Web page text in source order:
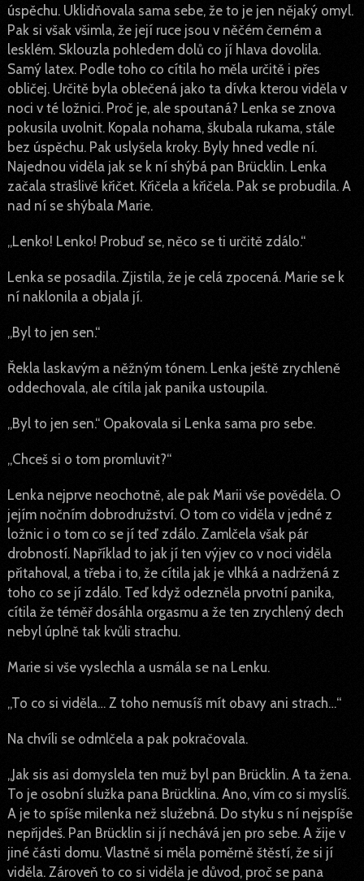
úspěchu. Uklidňovala sama sebe, že to je jen nějaký omyl.
Pak si však všimla, že její ruce jsou v něčém černém a
lesklém. Sklouzla pohledem dolů co jí hlava dovolila.
Samý latex. Podle toho co cítila ho měla určitě i přes
obličej. Určitě byla oblečená jako ta dívka kterou viděla v
noci v té ložnici. Proč je, ale spoutaná? Lenka se znova
pokusila uvolnit. Kopala nohama, škubala rukama, stále
bez úspěchu. Pak uslyšela kroky. Byly hned vedle ní.
Najednou viděla jak se k ní shýbá pan Brücklin. Lenka
začala strašlivě křičet. Křičela a křičela. Pak se probudila. A
nad ní se shýbala Marie.
„Lenko! Lenko! Probuď se, něco se ti určitě zdálo.“
Lenka se posadila. Zjistila, že je celá zpocená. Marie se k
ní naklonila a objala jí.
„Byl to jen sen.“
Řekla laskavým a něžným tónem. Lenka ještě zrychleně
oddechovala, ale cítila jak panika ustoupila.
„Byl to jen sen.“ Opakovala si Lenka sama pro sebe.
„Chceš si o tom promluvit?“
Lenka nejprve neochotně, ale pak Marii vše pověděla. O
jejím nočním dobrodružství. O tom co viděla v jedné z
ložnic i o tom co se jí teď zdálo. Zamlčela však pár
drobností. Například to jak jí ten výjev co v noci viděla
přitahoval, a třeba i to, že cítila jak je vlhká a nadržená z
toho co se jí zdálo. Teď když odezněla prvotní panika,
cítila že téměř dosáhla orgasmu a že ten zrychlený dech
nebyl úplně tak kvůli strachu.
Marie si vše vyslechla a usmála se na Lenku.
„To co si viděla… Z toho nemusíš mít obavy ani strach…“
Na chvíli se odmlčela a pak pokračovala.
„Jak sis asi domyslela ten muž byl pan Brücklin. A ta žena.
To je osobní služka pana Brücklina. Ano, vím co si myslíš.
A je to spíše milenka než služebná. Do styku s ní nejspíše
nepřijdeš. Pan Brücklin si jí nechává jen pro sebe. A žije v
jiné části domu. Vlastně si měla poměrně štěstí, že si jí
viděla. Zároveň to co si viděla je důvod, proč se pana